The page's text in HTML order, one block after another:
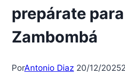
prepárate
Zambombá
PorAntonio Diaz 20/12/2025